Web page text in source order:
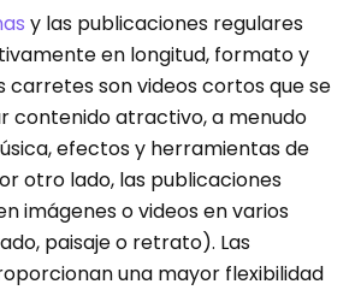
y las publicaciones regulares
en longitud, formato y
carretes son videos cortos que se
contenido atractivo, a menudo
efectos y herramientas de
otro lado, las publicaciones
imágenes o videos en varios
paisaje o retrato). Las
una mayor flexibilidad